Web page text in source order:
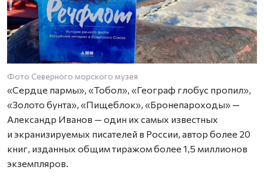
Фото Северного морского музея
«Сердце пармы», «Тобол», «Географ глобус пропил»,
«Золото бунта», «Пищеблок», «Бронепароходы» —
Александр Иванов — один их самых известных
и экранизируемых писателей в России, автор более 20
книг, изданных общим тиражом более 1,5 миллионов
экземпляров.